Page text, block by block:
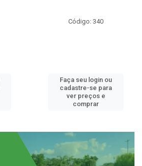
Código: 340
Faça seu login ou
cadastre-se para
ver preços e
comprar